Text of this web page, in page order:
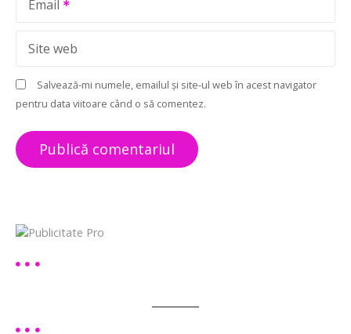
o
l
e
Email
Site web
Salvează-mi numele, emailul și site-ul web în acest navigator
pentru data viitoare când o să comentez.